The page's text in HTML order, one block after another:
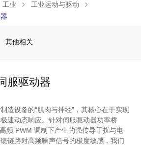
工业
工业运动与驱动
其他相关
服驱动器
造设备的“肌肉与神经”，其核心在于实现
速动态响应。针对伺服驱动器功率桥
频 PWM 调制下产生的强传导干扰与电
链路对高频噪声信号的极度敏感，我们